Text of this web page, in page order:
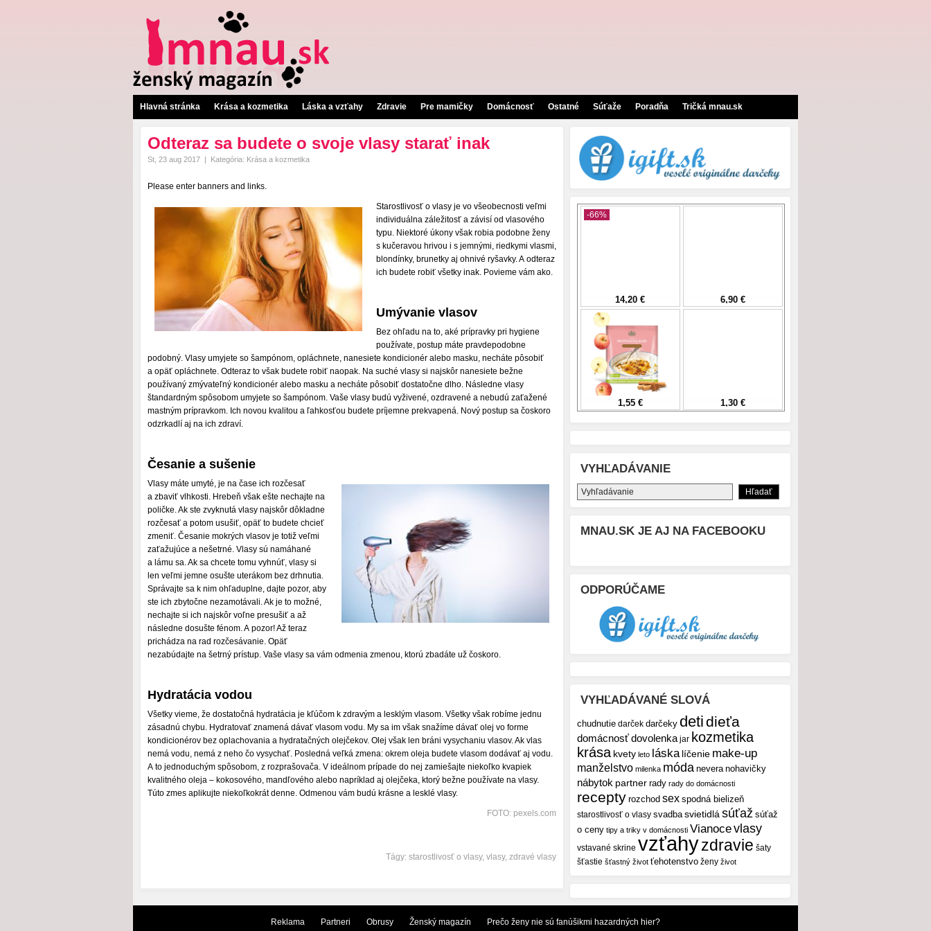
Hlavná stránka Krása a kozmetika Láska a vzťahy Zdravie Pre mamičky Domácnosť Ostatné Súťaže Poradňa Tričká mnau.sk
Odteraz sa budete o svoje vlasy starať inak
St, 23 aug 2017 | Kategória: Krása a kozmetika
Please enter banners and links.
Starostlivosť o vlasy je vo všeobecnosti veľmi
individuálna záležitosť a závisí od vlasového
typu. Niektoré úkony však robia podobne ženy
s kučeravou hrivou i s jemnými, riedkymi vlasmi,
blondínky, brunetky aj ohnivé ryšavky. A odteraz
ich budete robiť všetky inak. Povieme vám ako.
Umývanie vlasov
Bez ohľadu na to, aké prípravky pri hygiene
používate, postup máte pravdepodobne
podobný. Vlasy umyjete so šampónom, opláchnete, nanesiete kondicionér alebo masku, necháte pôsobiť
a opäť opláchnete. Odteraz to však budete robiť naopak. Na suché vlasy si najskôr nanesiete bežne
používaný zmývateľný kondicionér alebo masku a necháte pôsobiť dostatočne dlho. Následne vlasy
štandardným spôsobom umyjete so šampónom. Vaše vlasy budú vyživené, ozdravené a nebudú zaťažené
mastným prípravkom. Ich novou kvalitou a ľahkosťou budete príjemne prekvapená. Nový postup sa čoskoro
odzrkadlí aj na ich zdraví.
Česanie a sušenie
Vlasy máte umyté, je na čase ich rozčesať
a zbaviť vlhkosti. Hrebeň však ešte nechajte na
poličke. Ak ste zvyknutá vlasy najskôr dôkladne
rozčesať a potom usušiť, opäť to budete chcieť
zmeniť. Česanie mokrých vlasov je totiž veľmi
zaťažujúce a nešetrné. Vlasy sú namáhané
a lámu sa. Ak sa chcete tomu vyhnúť, vlasy si
len veľmi jemne osušte uterákom bez drhnutia.
Správajte sa k nim ohľaduplne, dajte pozor, aby
ste ich zbytočne nezamotávali. Ak je to možné,
nechajte si ich najskôr voľne presušiť a až
následne dosušte fénom. A pozor! Až teraz
prichádza na rad rozčesávanie. Opäť
nezabúdajte na šetrný prístup. Vaše vlasy sa vám odmenia zmenou, ktorú zbadáte už čoskoro.
Hydratácia vodou
Všetky vieme, že dostatočná hydratácia je kľúčom k zdravým a lesklým vlasom. Všetky však robíme jednu
zásadnú chybu. Hydratovať znamená dávať vlasom vodu. My sa im však snažíme dávať olej vo forme
kondicionérov bez oplachovania a hydratačných olejčekov. Olej však len bráni vysychaniu vlasov. Ak vlas
nemá vodu, nemá z neho čo vysychať. Posledná veľká zmena: okrem oleja budete vlasom dodávať aj vodu.
A to jednoduchým spôsobom, z rozprašovača. V ideálnom prípade do nej zamiešajte niekoľko kvapiek
kvalitného oleja – kokosového, mandľového alebo napríklad aj olejčeka, ktorý bežne používate na vlasy.
Túto zmes aplikujte niekoľkokrát denne. Odmenou vám budú krásne a lesklé vlasy.
FOTO: pexels.com
Tágy: starostlivosť o vlasy, vlasy, zdravé vlasy
VYHĽADÁVANIE
MNAU.SK JE AJ NA FACEBOOKU
ODPORÚČAME
VYHĽADÁVANÉ SLOVÁ
chudnutie darček darčeky detidieťa
domácnosťdovolenka jar kozmetika
krása kvety leto láska líčenie make-up
manželstvo milenka móda nevera nohavičky
nábytok partner rady rady do domácnosti
recepty rozchod sex spodná bielizeň
starostlivosť o vlasy svadba svietidlá súťaž súťaž
o ceny tipy a triky v domácnosti Vianocevlasy
vstavané skrine vzťahyzdravie šaty
šťastie šťastný život ťehotenstvo ženy život
Reklama Partneri Obrusy Ženský magazín Prečo ženy nie sú fanúšikmi hazardných hier?